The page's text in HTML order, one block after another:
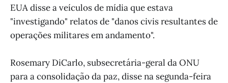
EUA disse a veículos de mídia que estava
"investigando" relatos de "danos civis resultantes de
operações militares em andamento".
Rosemary DiCarlo, subsecretária-geral da ONU
para a consolidação da paz, disse na segunda-feira